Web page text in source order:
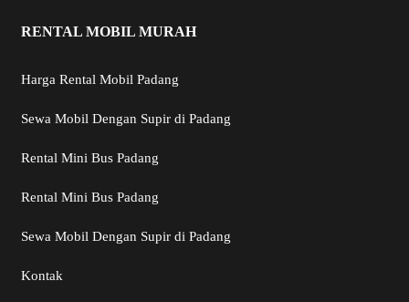
RENTAL MOBIL MURAH
Harga Rental Mobil Padang
Sewa Mobil Dengan Supir di Padang
Rental Mini Bus Padang
Rental Mini Bus Padang
Sewa Mobil Dengan Supir di Padang
Kontak